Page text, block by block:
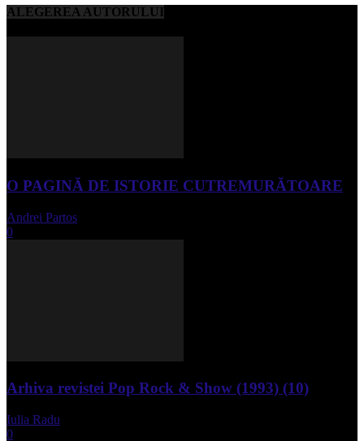
ALEGEREA AUTORULUI
O PAGINĂ DE ISTORIE CUTREMURĂTOARE
Andrei Partos
0
Arhiva revistei Pop Rock & Show (1993) (10)
Iulia Radu
0